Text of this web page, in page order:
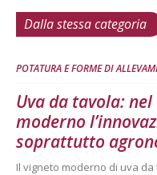
Dalla stessa categoria
POTATURA E FORME DI
Uva da tavola:
moderno
soprattutto
Il vigneto moderno di uva